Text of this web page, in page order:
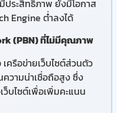
ประสิทธิภาพ ยังมีโอกาส
Engine ต่ำลงได้
(PBN) ที่ไม่มีคุณภาพ
ครือข่ายเว็บไซต์ส่วนตัว
ความน่าเชื่อถือสูง ซึ่ง
ว็บไซต์เพื่อเพิ่มคะแนน